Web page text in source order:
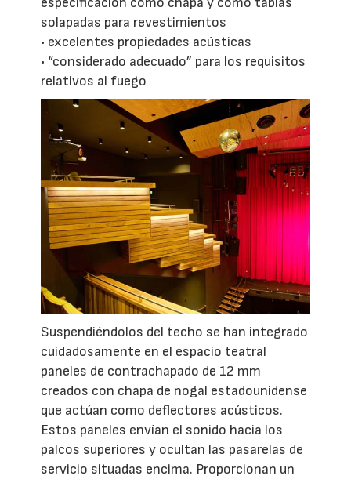
solapadas para revestimientos
• excelentes propiedades acústicas
• “considerado adecuado” para los requisitos
relativos al fuego
Suspendiéndolos del techo se han integrado
cuidadosamente en el espacio teatral
paneles de contrachapado de 12 mm
creados con chapa de nogal estadounidense
que actúan como deflectores acústicos.
Estos paneles envían el sonido hacia los
palcos superiores y ocultan las pasarelas de
servicio situadas encima. Proporcionan un